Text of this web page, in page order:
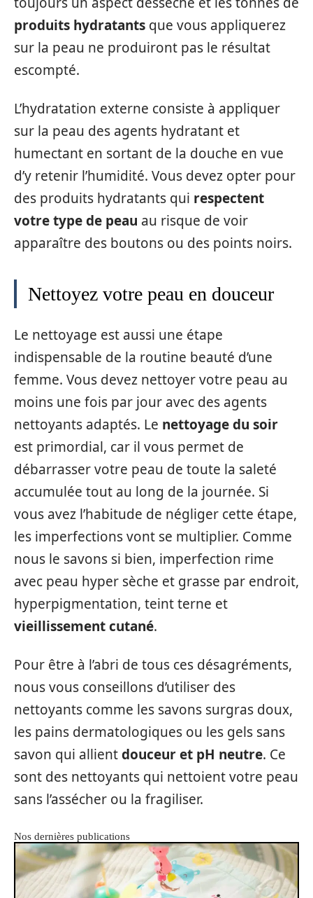
produits hydratants que vous appliquerez
sur la peau ne produiront pas le résultat
escompté.
L’hydratation externe consiste à appliquer
sur la peau des agents hydratant et
humectant en sortant de la douche en vue
d’y retenir l’humidité. Vous devez opter pour
des produits hydratants qui respectent
votre type de peau au risque de voir
apparaître des boutons ou des points noirs.
Nettoyez votre peau en douceur
Le nettoyage est aussi une étape
indispensable de la routine beauté d’une
femme. Vous devez nettoyer votre peau au
moins une fois par jour avec des agents
nettoyants adaptés. Le nettoyage du soir
est primordial, car il vous permet de
débarrasser votre peau de toute la saleté
accumulée tout au long de la journée. Si
vous avez l’habitude de négliger cette étape,
les imperfections vont se multiplier. Comme
nous le savons si bien, imperfection rime
avec peau hyper sèche et grasse par endroit,
hyperpigmentation, teint terne et
vieillissement cutané.
Pour être à l’abri de tous ces désagréments,
nous vous conseillons d’utiliser des
nettoyants comme les savons surgras doux,
les pains dermatologiques ou les gels sans
savon qui allientdouceuret pH neutre. Ce
sont des nettoyants qui nettoient votre peau
sans l’assécher ou la fragiliser.
Nos dernières publications